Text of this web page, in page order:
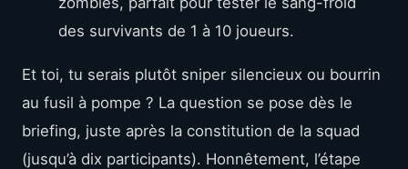
des survivants de 1 à 10 joueurs.
Et toi, tu serais plutôt sniper silencieux ou bourrin
au fusil à pompe ? La question se pose dès le
briefing, juste après la constitution de la squad
(jusqu’à dix participants). Honnêtement, l’étape